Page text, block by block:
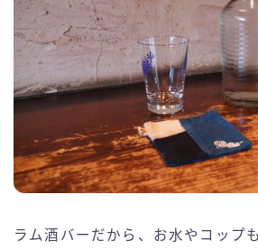
ラム酒バーだから、お水やコップ